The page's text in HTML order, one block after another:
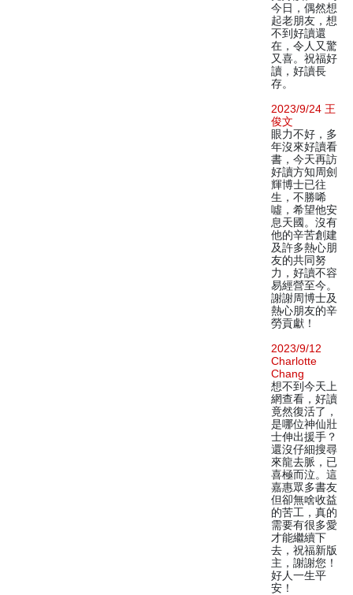
今日，偶然想
起老朋友，想
不到好讀還
在，令人又驚
又喜。祝福好
讀，好讀長
存。
2023/9/24 王
俊文
眼力不好，多
年沒來好讀看
書，今天再訪
好讀方知周劍
輝博士已往
生，不勝唏
噓，希望他安
息天國。沒有
他的辛苦創建
及許多熱心朋
友的共同努
力，好讀不容
易經營至今。
謝謝周博士及
熱心朋友的辛
勞貢獻！
2023/9/12
Charlotte
Chang
想不到今天上
網查看，好讀
竟然復活了，
是哪位神仙壯
士伸出援手？
還沒仔細搜尋
來龍去脈，已
喜極而泣。這
嘉惠眾多書友
但卻無啥收益
的苦工，真的
需要有很多愛
才能繼續下
去，祝福新版
主，謝謝您！
好人一生平
安！